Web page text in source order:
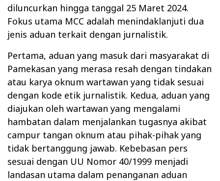
diluncurkan hingga tanggal 25 Maret 2024.
Fokus utama MCC adalah menindaklanjuti dua
jenis aduan terkait dengan jurnalistik.
Pertama, aduan yang masuk dari masyarakat di
Pamekasan yang merasa resah dengan tindakan
atau karya oknum wartawan yang tidak sesuai
dengan kode etik jurnalistik. Kedua, aduan yang
diajukan oleh wartawan yang mengalami
hambatan dalam menjalankan tugasnya akibat
campur tangan oknum atau pihak-pihak yang
tidak bertanggung jawab. Kebebasan pers
sesuai dengan UU Nomor 40/1999 menjadi
landasan utama dalam penanganan aduan